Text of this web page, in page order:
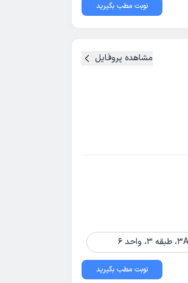
نوبت مطب بگیرید
مشاهده پروفایل
نوبت مطب بگیرید